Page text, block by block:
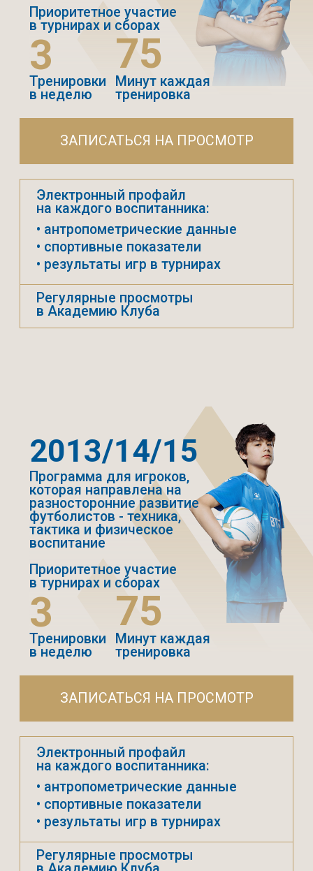
3
Тренировки
75
Минут каждая
«Динамо» —
Андрея Русланович
Сметанина!
Оттачиваем ключевые
навыки вратаря!
ЗАПИСАТЬСЯ НА ПРОСМОТР
Электронный профайл
на каждого воспитанника:
• антропометрические данные
• спортивные показатели
• результаты игр в турнирах
Регулярные просмотры
в Академию Клуба
ШТАБ
Тренерский штаб школы
ФК «Динамо» – это
профессионалы
с многолетним опытом,
которые помогут вашему
ребенку раскрыть потенциал
в мире футбола.
UEFA квалификация
Индивидуальный
подход
Богатый
игровой опыт
Передовые
методики
Мотивация
и поддержка
ПОСМОТРЕТЬ ТРЕНЕРОВ